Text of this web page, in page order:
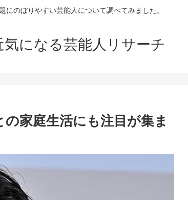
にのぼりやすい芸能人について調べてみました。
気になる芸能人リサーチ
家庭生活にも注目が集ま